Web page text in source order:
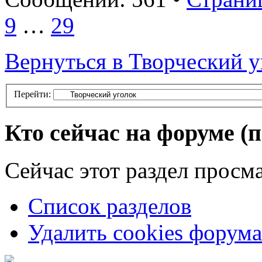
9 … 29
Вернуться в Творческий
Перейти:
Кто сейчас на форуме
Сейчас этот раздел
Список разделов
Удалить cookies форума